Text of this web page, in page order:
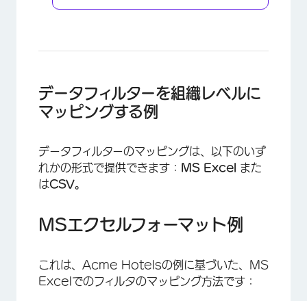
データフィルターを組織レベルに
マッピングする例
データフィルターのマッピングは、以下のいず
れかの形式で提供できます： MS Excel また
はCSV。
MSエクセルフォーマット例
これは、Acme Hotelsの例に基づいた、MS
Excelでのフィルタのマッピング方法です：